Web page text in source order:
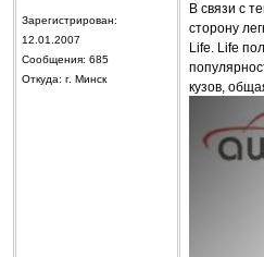
Зарегистрирован:
12.01.2007
Сообщения: 685
Откуда: г. Минск
В связи с
сторону
Life. Life
кузов,